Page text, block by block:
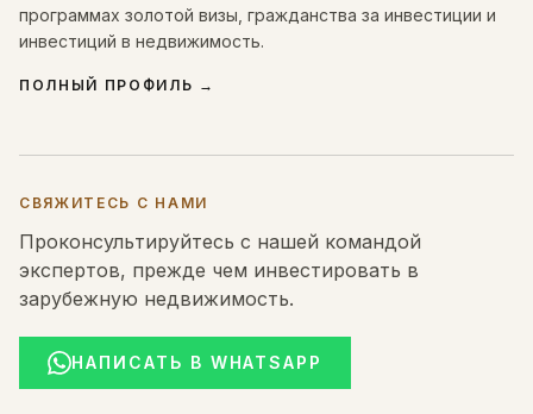
программах золотой визы, гражданства за инвестиции и
инвестиций в недвижимость.
ПОЛНЫЙ ПРОФИЛЬ →
СВЯЖИТЕСЬ С НАМИ
Проконсультируйтесь с нашей командой
экспертов, прежде чем инвестировать в
зарубежную недвижимость.
НАПИСАТЬ В WHATSAPP